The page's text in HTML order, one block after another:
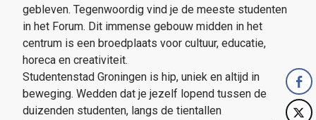
gebleven. Tegenwoordig vind je de meeste studenten
in het Forum. Dit immense gebouw midden in het
centrum is een broedplaats voor cultuur, educatie,
horeca en creativiteit.
Studentenstad Groningen is hip, uniek en altijd in
beweging. Wedden dat je jezelf lopend tussen de
duizenden studenten, langs de tientallen